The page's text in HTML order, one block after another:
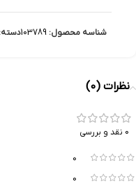
شناسه محصول: 103789دسته:
نظرات (0)
0 نقد و بررسی
0
0